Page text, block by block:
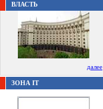
ВЛАСТЬ
далее
ЗОНА IT